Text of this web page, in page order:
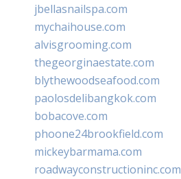
jbellasnailspa.com
mychaihouse.com
alvisgrooming.com
thegeorginaestate.com
blythewoodseafood.com
paolosdelibangkok.com
bobacove.com
phoone24brookfield.com
mickeybarmama.com
roadwayconstructioninc.com